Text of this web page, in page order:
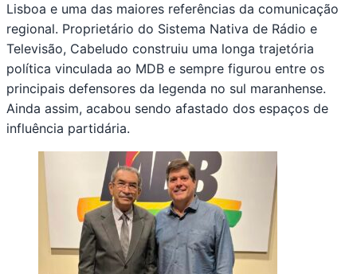
Lisboa e uma das maiores referências da comunicação
regional. Proprietário do Sistema Nativa de Rádio e
Televisão, Cabeludo construiu uma longa trajetória
política vinculada ao MDB e sempre figurou entre os
principais defensores da legenda no sul maranhense.
Ainda assim, acabou sendo afastado dos espaços de
influência partidária.